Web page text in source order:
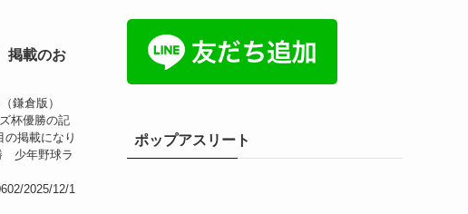
掲載のお
鎌倉版）
杯優勝の記
の掲載になり
少年野球ラ
2025/12/1
ポップアスリート